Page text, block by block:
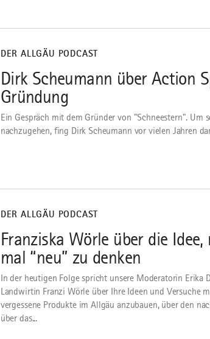
DER ALLGÄU PODCAST
Dirk Scheumann über Action
Gründung
Ein Gespräch mit dem Gründer von "Schneestern". Um
nachzugehen, fing Dirk Scheumann vor vielen Jahren
DER ALLGÄU PODCAST
Franziska Wörle über die
mal “neu” zu denken
In der heutigen Folge spricht unsere Moderatorin Erika
Landwirtin Franzi Wörle über Ihre Ideen und Versuche
vergessene Produkte im Allgäu anzubauen, über den
über das...